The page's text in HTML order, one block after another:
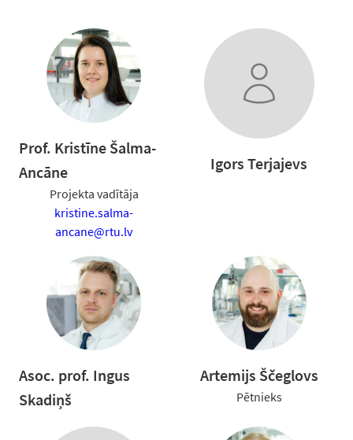
Prof. Kristīne Šalma-
Ancāne
Projekta vadītāja
kristine.salma-
ancane@rtu.lv
Igors Terjajevs
Asoc. prof. Ingus
Skadiņš
Artemijs Ščeglovs
Pētnieks